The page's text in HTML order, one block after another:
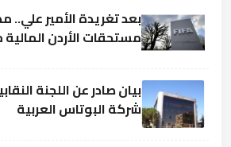
بعد تغريدة الأمير علي..
مستحقات الأردن
بيان صادر عن اللجنة
شركة البوتاس العربية